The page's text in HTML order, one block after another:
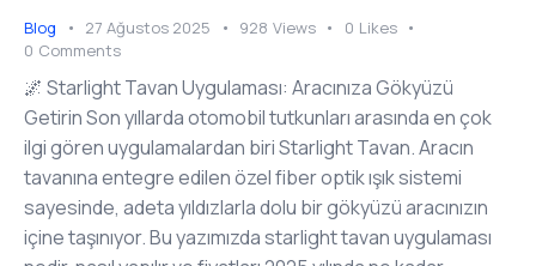
Blog 27 Ağustos 2025 928 Views 0 Likes
0 Comments
🌌 Starlight Tavan Uygulaması: Aracınıza Gökyüzü
Getirin Son yıllarda otomobil tutkunları arasında en çok
ilgi gören uygulamalardan biri Starlight Tavan. Aracın
tavanına entegre edilen özel fiber optik ışık sistemi
sayesinde, adeta yıldızlarla dolu bir gökyüzü aracınızın
içine taşınıyor. Bu yazımızda starlight tavan uygulaması